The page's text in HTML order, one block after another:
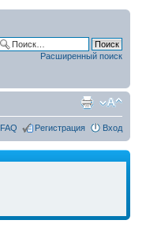
Расширенный поиск
FAQ Регистрация Вход